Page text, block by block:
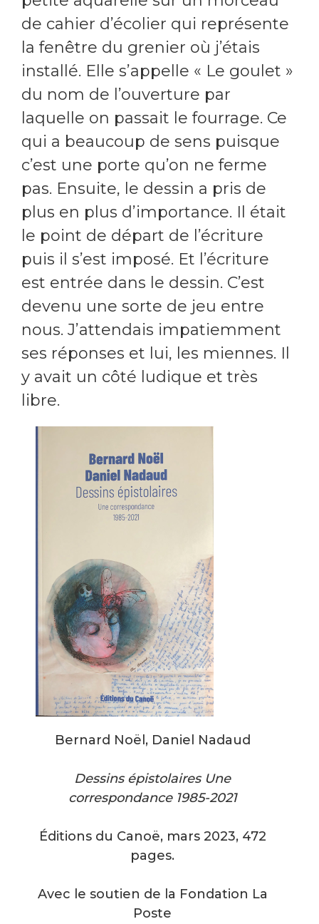
de cahier d’écolier qui représente
la fenêtre du grenier où j’étais
installé. Elle s’appelle « Le goulet »
du nom de l’ouverture par
laquelle on passait le fourrage. Ce
qui a beaucoup de sens puisque
c’est une porte qu’on ne ferme
pas. Ensuite, le dessin a pris de
plus en plus d’importance. Il était
le point de départ de l’écriture
puis il s’est imposé. Et l’écriture
est entrée dans le dessin. C’est
devenu une sorte de jeu entre
nous. J’attendais impatiemment
ses réponses et lui, les miennes. Il
y avait un côté ludique et très
libre.
Bernard Noël, Daniel Nadaud
Dessins épistolaires Une
correspondance 1985-2021
Éditions du Canoë, mars 2023, 472
pages.
Avec le soutien de la Fondation La
Poste